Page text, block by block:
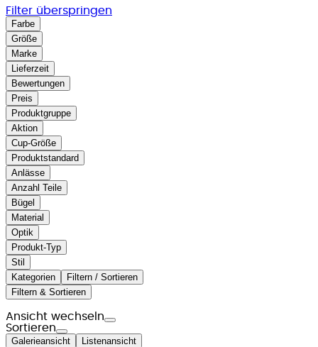
Filter überspringen
Farbe
Größe
Marke
Lieferzeit
Bewertungen
Preis
Produktgruppe
Aktion
Cup-Größe
Produktstandard
Anlässe
Anzahl Teile
Bügel
Material
Optik
Produkt-Typ
Stil
Kategorien
Filtern / Sortieren
Filtern & Sortieren
Ansicht wechseln
Sortieren
Galerieansicht Listenansicht